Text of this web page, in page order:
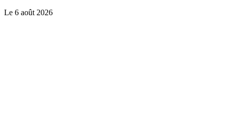
Le 6 août 2026